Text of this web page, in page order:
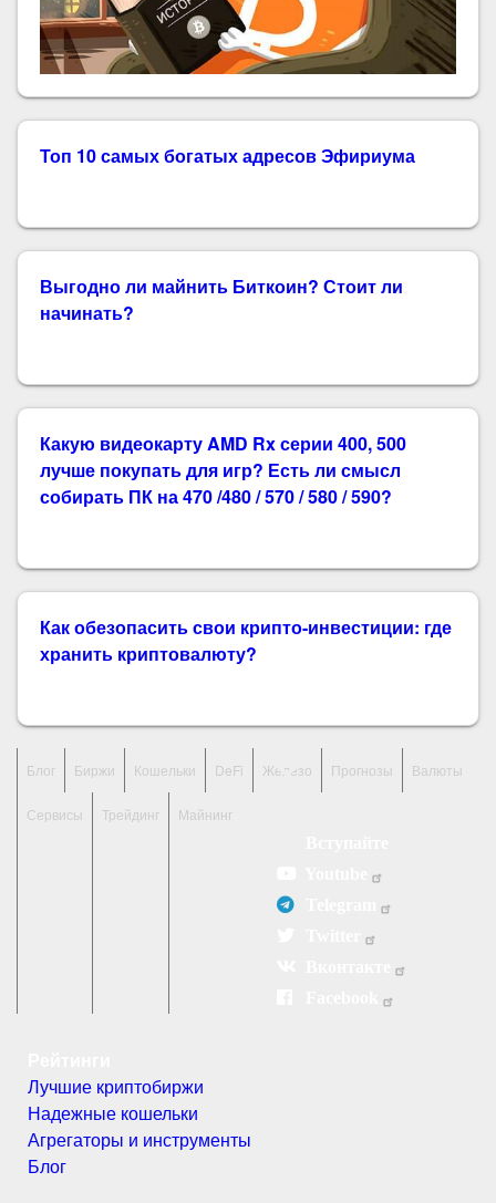
Топ 10 самых богатых адресов Эфириума
Выгодно ли майнить Биткоин? Стоит ли
начинать?
Какую видеокарту AMD Rx серии 400, 500
лучше покупать для игр? Есть ли смысл
собирать ПК на 470 /480 / 570 / 580 / 590?
Как обезопасить свои крипто-инвестиции: где
хранить криптовалюту?
Блог Биржи Кошельки DeFi Железо Прогнозы Валюты
Сервисы Трейдинг
Майнинг
Лучшие криптобиржи
Надежные кошельки
Агрегаторы и инструменты
Блог